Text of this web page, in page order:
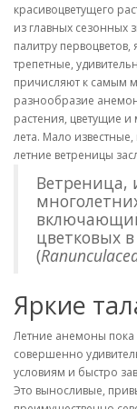
красивоцветущего
из главных сезонных
палитру
трепетные,
причисляют к самым
разнообразие анемон
растения, цветущие
лета. Мало
летние ветреницы
Ветреница,
цветковых
(
Яркие
Летние анемоны пока
совершенно
условиям и быстро
Это выносливые,